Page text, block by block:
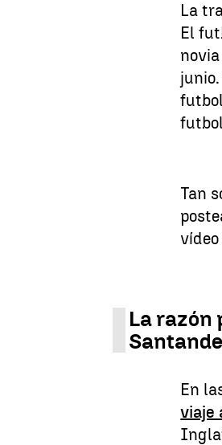
La
El
Tan
La razón
En
viaje